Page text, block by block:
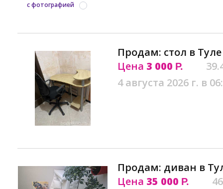
с фотографией
Продам: стол в Туле
Цена 3 000 Р.
4 августа 2026 г. в
Продам: диван в
Цена 35 000 Р.